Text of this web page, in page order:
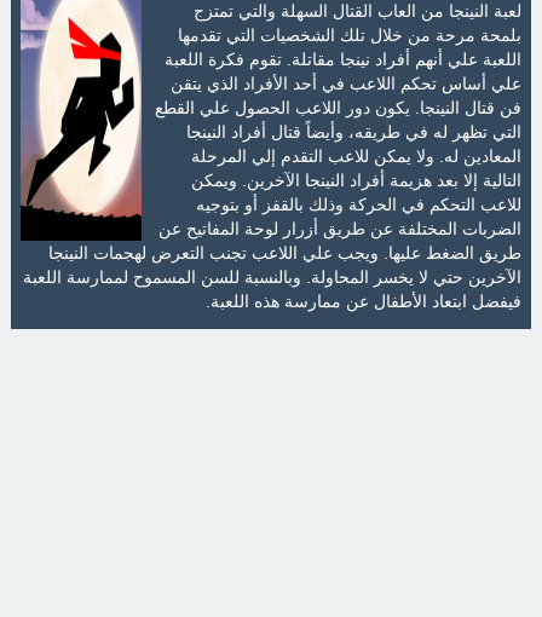
لعبة النينجا من العاب القتال السهلة والتي تمتزج
بلمحة مرحة من خلال تلك الشخصيات التي تقدمها
اللعبة علي أنهم أفراد نينجا مقاتلة. تقوم فكرة اللعبة
علي أساس تحكم اللاعب في أحد الأفراد الذي يتقن
فن قتال النينجا. يكون دور اللاعب الحصول علي القطع
التي تظهر له في طريقه، وأيضاً قتال أفراد النينجا
المعادين له. ولا يمكن للاعب التقدم إلي المرحلة
التالية إلا بعد هزيمة أفراد النينجا الآخرين. ويمكن
للاعب التحكم في الحركة وذلك بالقفز أو بتوجيه
الضربات المختلفة عن طريق أزرار لوحة المفاتيح عن
طريق الضغط عليها. ويجب علي اللاعب تجنب التعرض لهجمات النينجا
الآخرين حتي لا يخسر المحاولة. وبالنسبة للسن المسموح لممارسة اللعبة
فيفضل ابتعاد الأطفال عن ممارسة هذه اللعبة.